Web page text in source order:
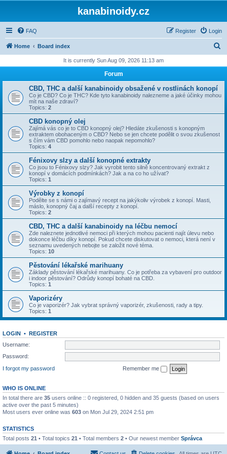
kanabinoidy.cz
FAQ Login
Register
Home Board index
r
It is currently Sun Aug 09, 2026 11:13 am
Forum
CBD, THC a další kanabinoidy obsažené v rostlinách konopí
Co je CBD? Co je THC? Kde tyto kanabinoidy nalezneme a jaké účinky mohou
mít na naše zdraví?
Topics: 2
CBD konopný olej
Zajímá vás co je to CBD konopný olej? Hledáte zkušenosti s konopným
extraktem obohaceným o CBD? Nebo se jen chcete podělit o svou zkušenost
s čím vám CBD pomohlo nebo naopak nepomohlo?
Topics: 4
Fénixovy slzy a další konopné extrakty
Co jsou to Fénixovy slzy? Jak vyrobit tento silně koncentrovaný extrakt z
konopí v domácích podmínkách? Jak a na co ho užívat?
Topics: 1
Výrobky z konopí
Podělte se s námi o zajímavý recept na jakýkoliv výrobek z konopí. Masti,
máslo, konopný čaj a další recepty z konopí.
Topics: 2
CBD, THC a další kanabinoidy na léčbu nemocí
Zde naleznete jednotlivé nemoci při kterých mohou pacienti najít úlevu nebo
dokonce léčbu díky konopí. Pokud chcete diskutovat o nemoci, která není v
seznamu uvedených nebojte se založit nové téma.
Topics: 10
Pěstování lékařské marihuany
Základy pěstování lékařské marihuany. Co je potřeba za vybavení pro outdoor
i indoor pěstování? Odrůdy konopí bohaté na CBD.
Topics: 1
Vaporizéry
Co je vaporizér? Jak vybrat správný vaporizér, zkušenosti, rady a tipy.
Topics: 1
LOGIN • REGISTER
Username:
Password:
I forgot my password
Remember me
WHO IS ONLINE
In total there are 35 users online :: 0 registered, 0 hidden and 35 guests (based on users
active over the past 5 minutes)
Most users ever online was 603 on Mon Jul 29, 2024 2:51 pm
STATISTICS
Total posts 21 • Total topics 21 • Total members 2 • Our newest member Správca